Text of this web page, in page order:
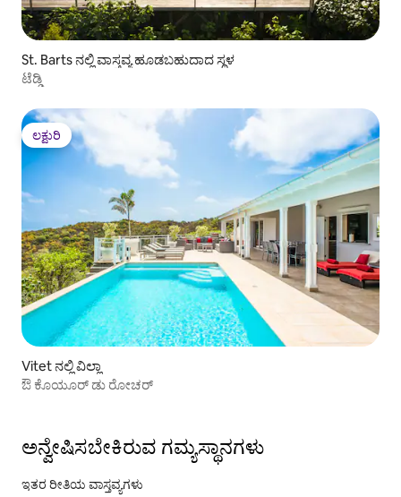
St. Barts ನಲ್ಲಿ ವಾಸ್ತವ್ಯ ಹೂಡಬಹುದಾದ ಸ್ಥಳ
ಟೆಡ್ಡಿ
ಲಕ್ಷುರಿ
ಲಕ್ಷುರಿ
Vitet ನಲ್ಲಿ ವಿಲ್ಲಾ
ಔ ಕೊಯೂರ್ ಡು ರೋಚರ್
ಅನ್ವೇಷಿಸಬೇಕಿರುವ ಗಮ್ಯಸ್ಥಾನಗಳು
ಇತರ ರೀತಿಯ ವಾಸ್ತವ್ಯಗಳು